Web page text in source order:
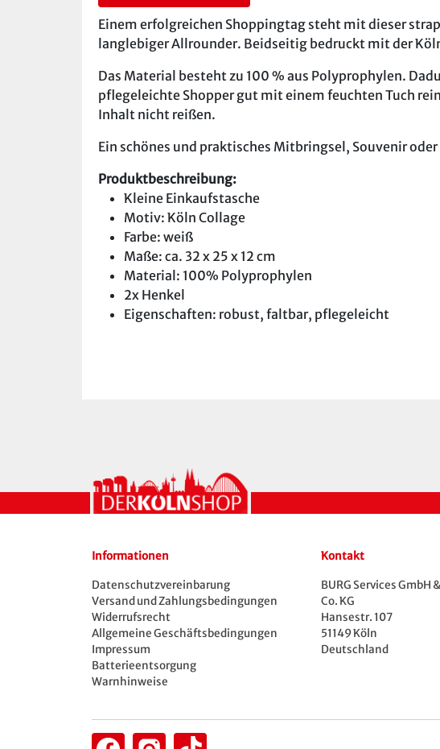
Einem erfolgreichen Shoppingtag steht mit dieser
langlebiger Allrounder. Beidseitig bedruckt mit der
Das Material besteht zu 100 % aus Polyprophylen.
pflegeleichte Shopper gut mit einem feuchten Tuch
Inhalt nicht reißen.
Ein schönes und praktisches Mitbringsel, Souvenir
Produktbeschreibung:
Kleine Einkaufstasche
Motiv: Köln Collage
Farbe: weiß
Maße: ca. 32 x 25 x 12 cm
Material: 100% Polyprophylen
2x Henkel
Eigenschaften: robust, faltbar, pflegeleicht
Informationen
Datenschutzvereinbarung
Versand und Zahlungsbedingungen
Widerrufsrecht
Allgemeine Geschäftsbedingungen
Impressum
Batterieentsorgung
Warnhinweise
Kontakt
BURG Services GmbH &
Co. KG
Hansestr. 107
51149 Köln
Deutschland